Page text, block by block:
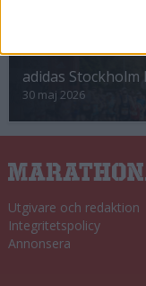
adidas
30 maj 2026
Utgivare och redaktion
Integritetspolicy
Annonsera